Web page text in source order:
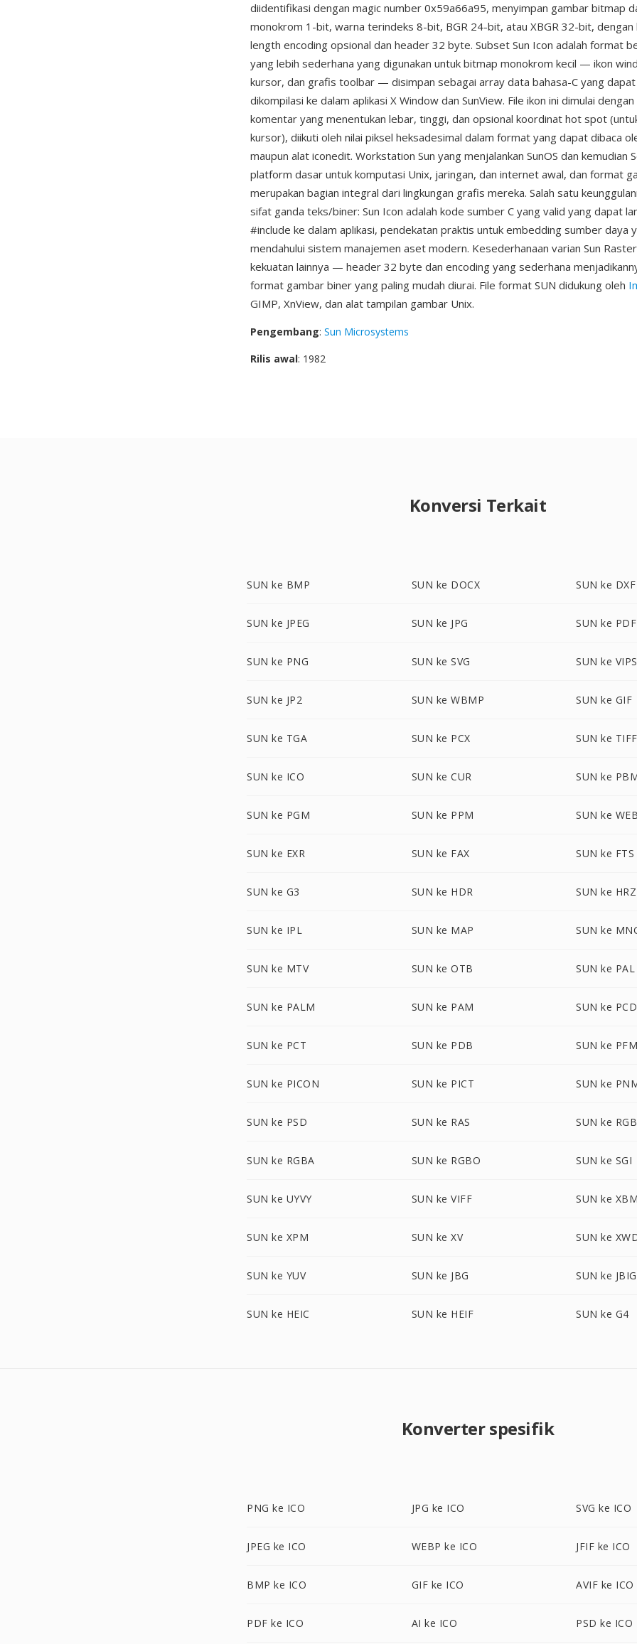
diidentifikasi dengan magic number 0x59a66a95, menyimpan gambar bitmap
monokrom 1-bit, warna terindeks 8-bit, BGR 24-bit, atau XBGR 32-bit,
length encoding opsional dan header 32 byte. Subset Sun Icon adalah format
yang lebih sederhana yang digunakan untuk bitmap monokrom kecil — ikon
kursor, dan grafis toolbar — disimpan sebagai array data bahasa-C yang
dikompilasi ke dalam aplikasi X Window dan SunView. File ikon ini dimulai
komentar yang menentukan lebar, tinggi, dan opsional koordinat hot spot
kursor), diikuti oleh nilai piksel heksadesimal dalam format yang dapat dibaca
maupun alat iconedit. Workstation Sun yang menjalankan SunOS dan kemudian
platform dasar untuk komputasi Unix, jaringan, dan internet awal, dan format
merupakan bagian integral dari lingkungan grafis mereka. Salah satu
sifat ganda teks/biner: Sun Icon adalah kode sumber C yang valid yang dapat
#include ke dalam aplikasi, pendekatan praktis untuk embedding sumber daya
mendahului sistem manajemen aset modern. Kesederhanaan varian Sun
kekuatan lainnya — header 32 byte dan encoding yang sederhana
format gambar biner yang paling mudah diurai. File format SUN didukung oleh
GIMP, XnView, dan alat tampilan gambar Unix.
Pengembang: Sun Microsystems
Rilis awal: 1982
Konversi Terkait
SUN ke BMP SUN ke DOCX SUN ke DXF
SUN ke JPEG SUN ke JPG SUN ke PDF
SUN ke PNG SUN ke SVG SUN ke VIPS
SUN ke JP2 SUN ke WBMP SUN ke GIF
SUN ke TGA SUN ke PCX SUN ke TIFF
SUN ke ICO SUN ke CUR SUN ke
SUN ke PGM SUN ke PPM SUN ke
SUN ke EXR SUN ke FAX SUN ke FTS
SUN ke G3 SUN ke HDR SUN ke HRZ
SUN ke IPL SUN ke MAP SUN ke
SUN ke MTV SUN ke OTB SUN ke PAL
SUN ke PALM SUN ke PAM SUN ke PCD
SUN ke PCT SUN ke PDB SUN ke
SUN ke PICON SUN ke PICT SUN ke
SUN ke PSD SUN ke RAS SUN ke RGB
SUN ke RGBA SUN ke RGBO SUN ke SGI
SUN ke UYVY SUN ke VIFF SUN ke
SUN ke XPM SUN ke XV SUN ke
SUN ke YUV SUN ke JBG SUN ke JBIG
SUN ke HEIC SUN ke HEIF SUN ke G4
Konverter spesifik
PNG ke ICO JPG ke ICO SVG ke ICO
JPEG ke ICO WEBP ke ICO JFIF ke ICO
BMP ke ICO GIF ke ICO AVIF ke ICO
PDF ke ICO AI ke ICO PSD ke ICO